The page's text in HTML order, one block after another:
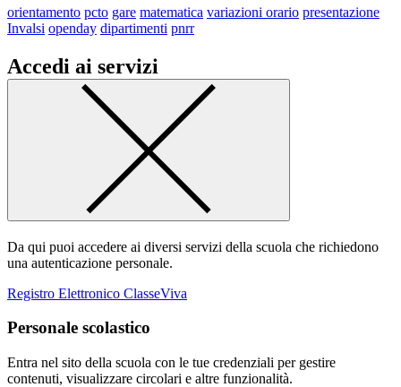
orientamento pcto gare matematica variazioni orario presentazione
Invalsi openday dipartimenti pnrr
Accedi ai servizi
Da qui puoi accedere ai diversi servizi della scuola che richiedono
una autenticazione personale.
Registro Elettronico ClasseViva
Personale scolastico
Entra nel sito della scuola con le tue credenziali per gestire
contenuti, visualizzare circolari e altre funzionalità.